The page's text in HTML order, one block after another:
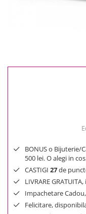
0 Lei - 100 Lei
BONUS o Bijuterie/
500 lei. O alegi in
CASTIGI 27de
LIVRARE
Impachetare
Felicitare,